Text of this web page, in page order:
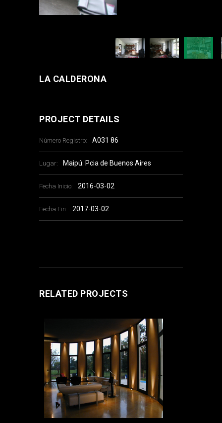
LA CALDERONA
PROJECT DETAILS
Número Registro: A031 86
Lugar: Maipú. Pcia de Buenos Aires
Fecha Inicio: 2016-03-02
Fecha Fin: 2017-03-02
RELATED PROJECTS